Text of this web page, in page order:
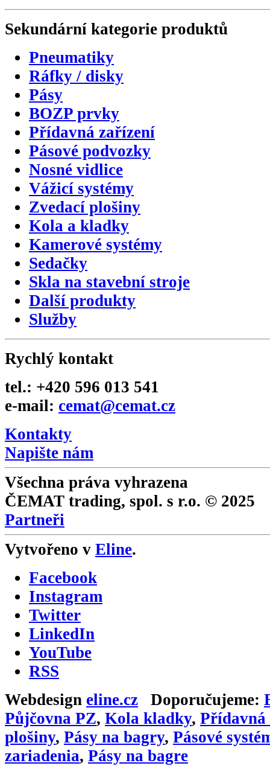
Sekundární kategorie produktů
Pneumatiky
Ráfky / disky
Pásy
BOZP prvky
Přídavná zařízení
Pásové podvozky
Nosné vidlice
Vážicí systémy
Zvedací plošiny
Kola a kladky
Kamerové systémy
Sedačky
Skla na stavební stroje
Další produkty
Služby
Rychlý kontakt
tel.: +420 596 013 541
e-mail: cemat@cemat.cz
Kontakty
Napište nám
Všechna práva vyhrazena
ČEMAT trading, spol. s r.o. © 2025
Partneři
Vytvořeno v Eline.
Facebook
Instagram
Twitter
LinkedIn
YouTube
RSS
Webdesign eline.cz Doporučujeme:
Půjčovna PZ, Kola kladky, Přídavná
plošiny, Pásy na bagry, Pásové
zariadenia, Pásy na bagre